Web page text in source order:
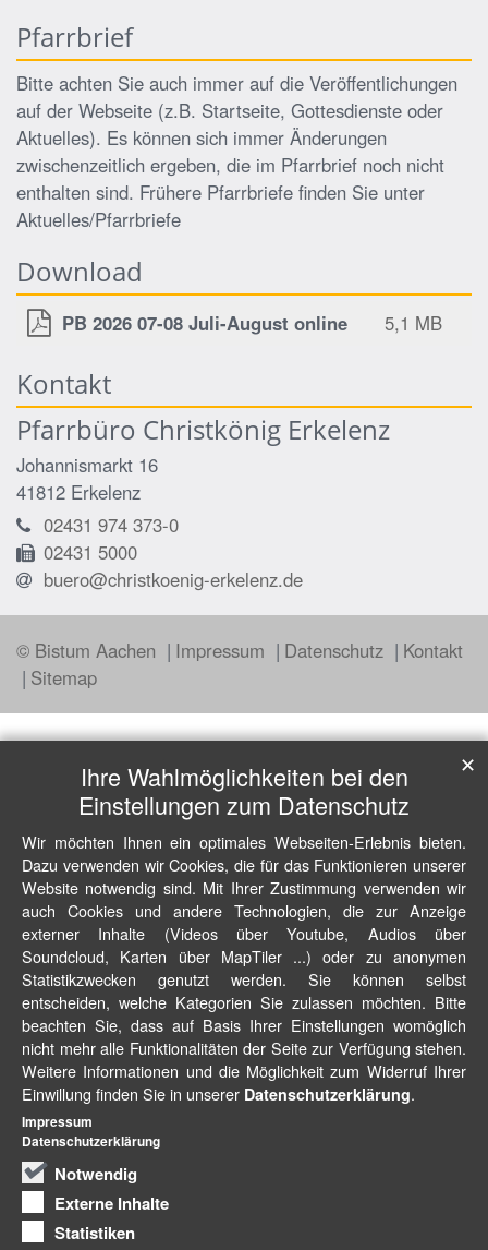
Pfarrbrief
Bitte achten Sie auch immer auf die Veröffentlichungen
auf der Webseite (z.B. Startseite, Gottesdienste oder
Aktuelles). Es können sich immer Änderungen
zwischenzeitlich ergeben, die im Pfarrbrief noch nicht
enthalten sind. Frühere Pfarrbriefe finden Sie unter
Aktuelles/Pfarrbriefe
Download
PB 2026 07-08 Juli-August online 5,1 MB
Kontakt
Pfarrbüro Christkönig Erkelenz
Johannismarkt 16
41812 Erkelenz
02431 974 373-0
02431 5000
buero@christkoenig-erkelenz.de
© Bistum Aachen Impressum Datenschutz
Kontakt
Sitemap
Ihre Wahlmöglichkeiten bei den
Einstellungen zum Datenschutz
Wir möchten Ihnen ein optimales Webseiten-Erlebnis bieten.
Dazu verwenden wir Cookies, die für das Funktionieren unserer
Website notwendig sind. Mit Ihrer Zustimmung verwenden wir
auch Cookies und andere Technologien, die zur Anzeige
externer Inhalte (Videos über Youtube, Audios über
Soundcloud, Karten über MapTiler ...) oder zu anonymen
Statistikzwecken genutzt werden. Sie können selbst
entscheiden, welche Kategorien Sie zulassen möchten. Bitte
beachten Sie, dass auf Basis Ihrer Einstellungen womöglich
nicht mehr alle Funktionalitäten der Seite zur Verfügung stehen.
Weitere Informationen und die Möglichkeit zum Widerruf Ihrer
Einwillung finden Sie in unserer Datenschutzerklärung.
Notwendig
Externe Inhalte
Statistiken
✕
Impressum
Datenschutzerklärung